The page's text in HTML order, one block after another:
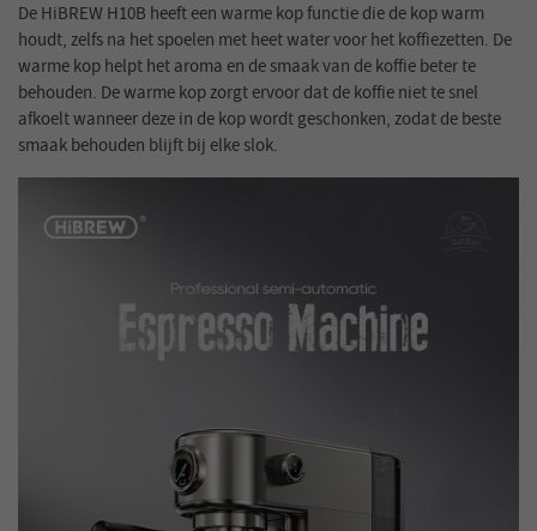
De HiBREW H10B heeft een warme kop functie die de kop warm
houdt, zelfs na het spoelen met heet water voor het koffiezetten. De
warme kop helpt het aroma en de smaak van de koffie beter te
behouden. De warme kop zorgt ervoor dat de koffie niet te snel
afkoelt wanneer deze in de kop wordt geschonken, zodat de beste
smaak behouden blijft bij elke slok.